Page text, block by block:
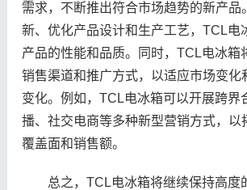
需求，不断推出符合市场趋势的新产品
新、优化产品设计和生产工艺，TCL电
产品的性能和品质。同时，TCL电冰箱
销售渠道和推广方式，以适应市场变化
变化。例如，TCL电冰箱可以开展跨界
播、社交电商等多种新型营销方式，以
覆盖面和销售额。
总之，TCL电冰箱将继续保持高度